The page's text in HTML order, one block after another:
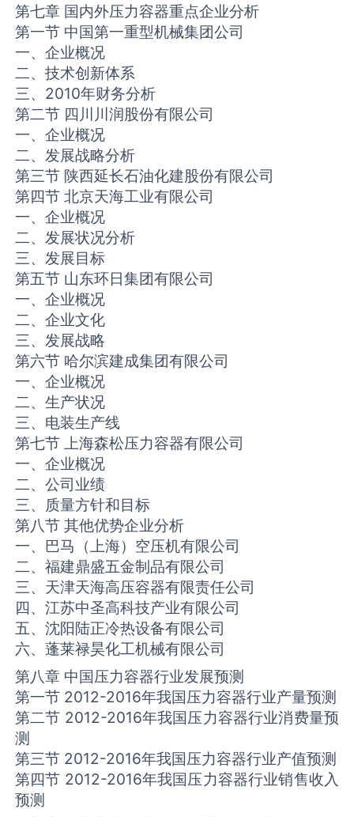
第七章 国内外压力容器重点企业分析
第一节 中国第一重型机械集团公司
一、企业概况
二、技术创新体系
三、2010年财务分析
第二节 四川川润股份有限公司
一、企业概况
二、发展战略分析
第三节 陕西延长石油化建股份有限公司
第四节 北京天海工业有限公司
一、企业概况
二、发展状况分析
三、发展目标
第五节 山东环日集团有限公司
一、企业概况
二、企业文化
三、发展战略
第六节 哈尔滨建成集团有限公司
一、企业概况
二、生产状况
三、电装生产线
第七节 上海森松压力容器有限公司
一、企业概况
二、公司业绩
三、质量方针和目标
第八节 其他优势企业分析
一、巴马（上海）空压机有限公司
二、福建鼎盛五金制品有限公司
三、天津天海高压容器有限责任公司
四、江苏中圣高科技产业有限公司
五、沈阳陆正冷热设备有限公司
六、蓬莱禄昊化工机械有限公司
第八章 中国压力容器行业发展预测
第一节 2012-2016年我国压力容器行业产量预测
第二节 2012-2016年我国压力容器行业消费量预
测
第三节 2012-2016年我国压力容器行业产值预测
第四节 2012-2016年我国压力容器行业销售收入
预测